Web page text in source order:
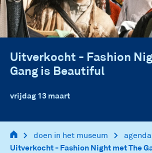
vnhsm
language
main
navigation
Uitverkocht - Fashion
Gang is Beautiful
vrijdag 13 maart
doen in het museum
agenda
Uitverkocht - Fashion Night met The